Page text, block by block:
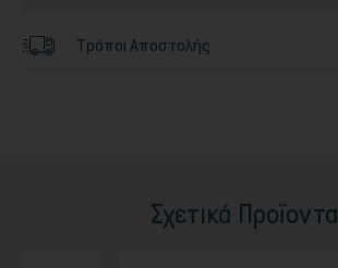
Τρόποι Αποστολής
Σχετικά Προϊοντα